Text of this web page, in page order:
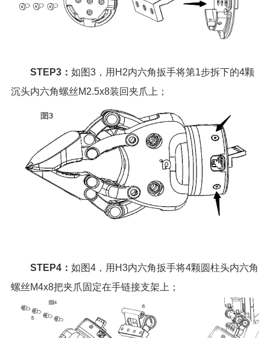
STEP3： 如图3，用H2内六角扳手将第1步拆下的4颗
沉头内六角螺丝M2.5x8装回夹爪上；
STEP4： 如图4，用H3内六角扳手将4颗圆柱头内六角
螺丝M4x8把夹爪固定在手链接支架上；